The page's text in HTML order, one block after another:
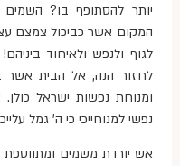
יותר להסתופף בו?
המקום אשר כביכול צמצם
לגוף ולנפש ולאיחוד
לחזור הנה, אל הבית אשר
ומנוחת נפשות ישראל
נפשי למנוחייכי כי ה' גמל
אש יורדת משמים